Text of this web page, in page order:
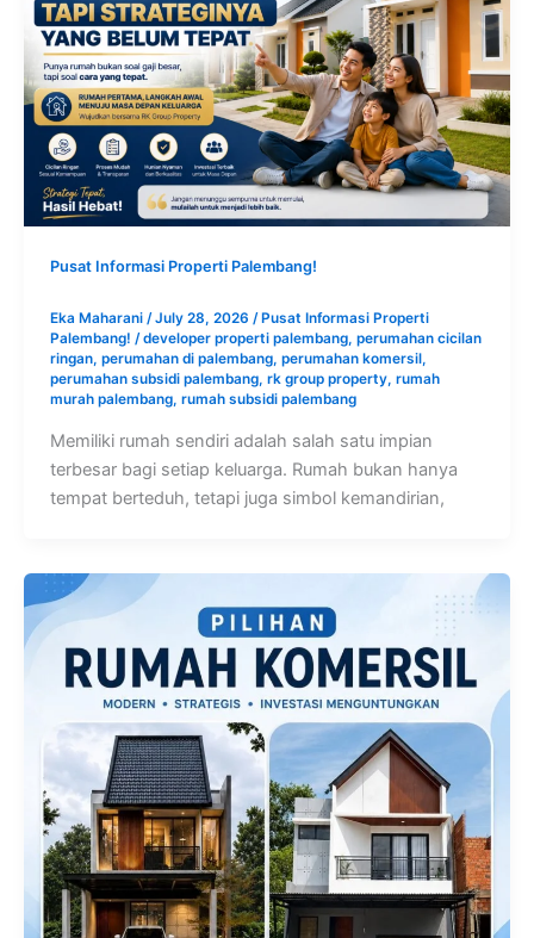
Pusat Informasi Properti Palembang!
Eka Maharani /July 28, 2026 / Pusat Informasi Properti
Palembang! /developer properti palembang, perumahan cicilan
ringan, perumahan di palembang, perumahan komersil,
perumahan subsidi palembang, rk group property, rumah
murah palembang, rumah subsidi palembang
Memiliki rumah sendiri adalah salah satu impian
terbesar bagi setiap keluarga. Rumah bukan hanya
tempat berteduh, tetapi juga simbol kemandirian,